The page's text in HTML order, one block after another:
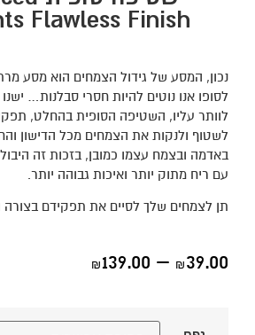
Flawless Finish
נכון, המסע של גידול הצמחים הוא מסע
לסופו אנו נוטים להיות חסרי סבלנות…
לוותר עליו, השטיפה הסופית בהחלט,
לשטוף ולנקות את הצמחים מכל הדישון
באדמה ובצמח עצמו כמובן, בזכות זה
עם ריח מתוק יותר ואיכות גבוהה יותר.
תן לצמחים שלך לסיים את תפקידם בצורה
₪39.00
–
₪139.00